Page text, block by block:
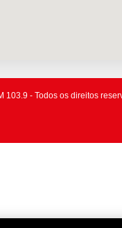
103.9 - Todos os direitos